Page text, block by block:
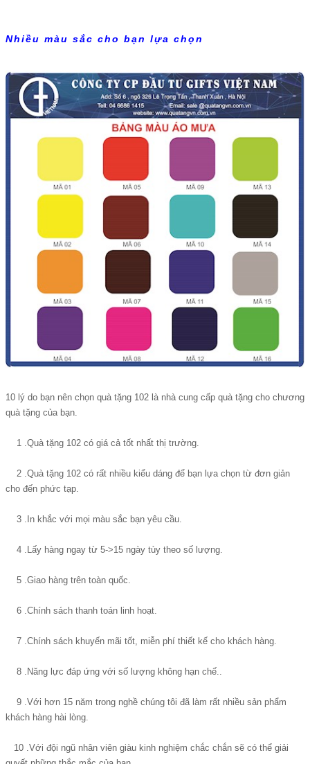
Nhiều màu sắc cho bạn lựa chọn
10 lý do bạn nên chọn quà tặng 102 là nhà cung cấp quà tặng cho chương
quà tặng của bạn.
1 .Quà tặng 102 có giá cả tốt nhất thị trường.
2 .Quà tặng 102 có rất nhiều kiểu dáng để bạn lựa chọn từ đơn giản
cho đến phức tạp.
3 .In khắc với mọi màu sắc bạn yêu cầu.
4 .Lấy hàng ngay từ 5->15 ngày tùy theo số lượng.
5 .Giao hàng trên toàn quốc.
6 .Chính sách thanh toán linh hoạt.
7 .Chính sách khuyến mãi tốt, miễn phí thiết kế cho khách hàng.
8 .Năng lực đáp ứng với số lượng không hạn chế..
9 .Với hơn 15 năm trong nghề chúng tôi đã làm rất nhiều sản phẩm
khách hàng hài lòng.
10 .Với đội ngũ nhân viên giàu kinh nghiệm chắc chắn sẽ có thể giải